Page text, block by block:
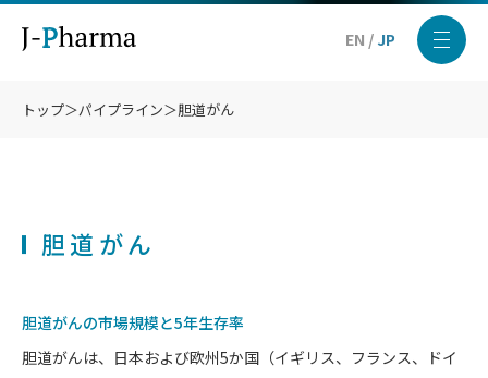
EN / JP
トップ＞パイプライン＞胆道がん
胆道がん
胆道がんの市場規模と5年生存率
胆道がんは、日本および欧州5か国（イギリス、フランス、ドイ